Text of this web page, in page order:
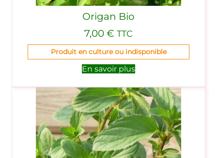
Origan Bio
7,00 € TTC
Produit en culture ou indisponible
En savoir plus